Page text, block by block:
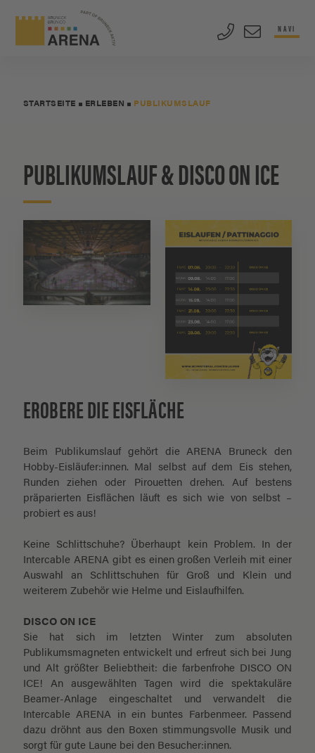
NAVI
STARTSEITE ERLEBEN PUBLIKUMSLAUF
PUBLIKUMSLAUF & DISCO ON ICE
EROBERE DIE EISFLÄCHE
Beim Publikumslauf gehört die ARENA Bruneck den
Hobby-Eisläufer:innen. Mal selbst auf dem Eis stehen,
Runden ziehen oder Pirouetten drehen. Auf bestens
präparierten Eisflächen läuft es sich wie von selbst –
probiert es aus!
Keine Schlittschuhe? Überhaupt kein Problem. In der
Intercable ARENA gibt es einen großen Verleih mit einer
Auswahl an Schlittschuhen für Groß und Klein und
weiterem Zubehör wie Helme und Eislaufhilfen.
DISCO ON ICE
Sie hat sich im letzten Winter zum absoluten
Publikumsmagneten entwickelt und erfreut sich bei Jung
und Alt größter Beliebtheit: die farbenfrohe DISCO ON
ICE! An ausgewählten Tagen wird die spektakuläre
Beamer-Anlage eingeschaltet und verwandelt die
Intercable ARENA in ein buntes Farbenmeer. Passend
dazu dröhnt aus den Boxen stimmungsvolle Musik und
sorgt für gute Laune bei den Besucher:innen.